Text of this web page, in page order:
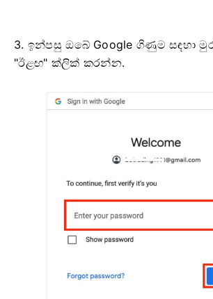
3. ඉන්පසු ඔබේ Google ගිණුම සඳහා
"ඊළඟ" ක්ලික් කරන්න.